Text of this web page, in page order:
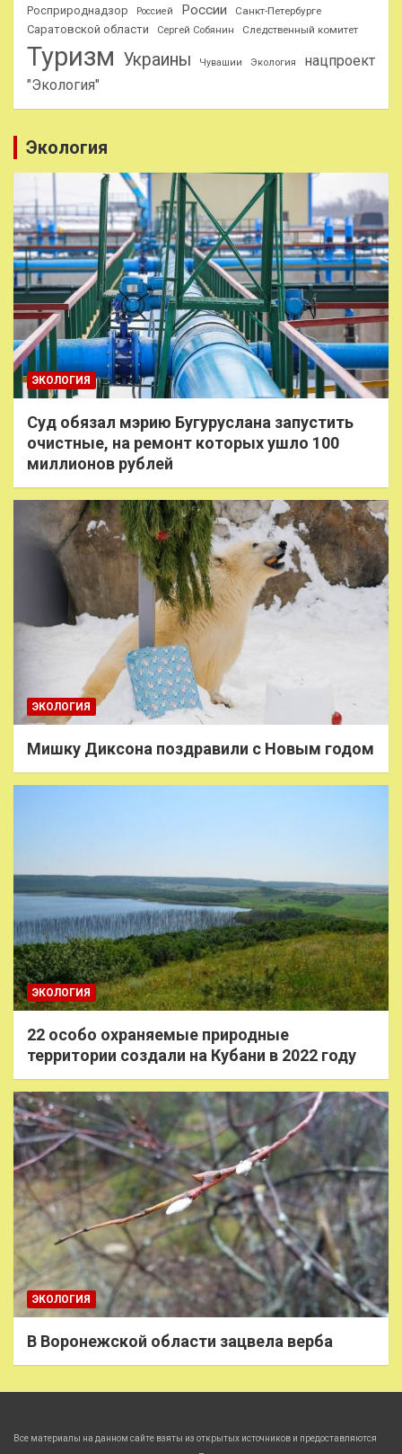
Росприроднадзор
Россией России Санкт-Петербурге
Саратовской области Сергей Собянин Следственный комитет
Туризм Украины Чувашии Экология
нацпроект
"Экология"
Экология
ЭКОЛОГИЯ
Суд обязал мэрию Бугуруслана запустить
очистные, на ремонт которых ушло 100
миллионов рублей
ЭКОЛОГИЯ
Мишку Диксона поздравили с Новым годом
ЭКОЛОГИЯ
22 особо охраняемые природные
территории создали на Кубани в 2022 году
ЭКОЛОГИЯ
В Воронежской области зацвела верба
Все материалы на данном сайте взяты из открытых источников и предоставляются